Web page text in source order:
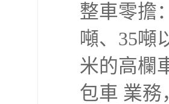
整車零擔
噸、35噸
米的高欄
包車 業務